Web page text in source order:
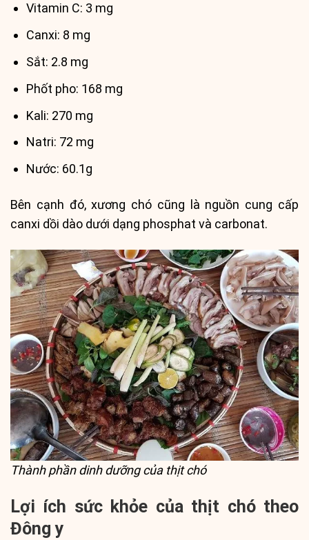
Vitamin C: 3 mg
Canxi: 8 mg
Sắt: 2.8 mg
Phốt pho: 168 mg
Kali: 270 mg
Natri: 72 mg
Nước: 60.1g
Bên cạnh đó, xương chó cũng là nguồn cung cấp
canxi dồi dào dưới dạng phosphat và carbonat.
Thành phần dinh dưỡng của thịt chó
Lợi ích sức khỏe của thịt chó theo
Đông y